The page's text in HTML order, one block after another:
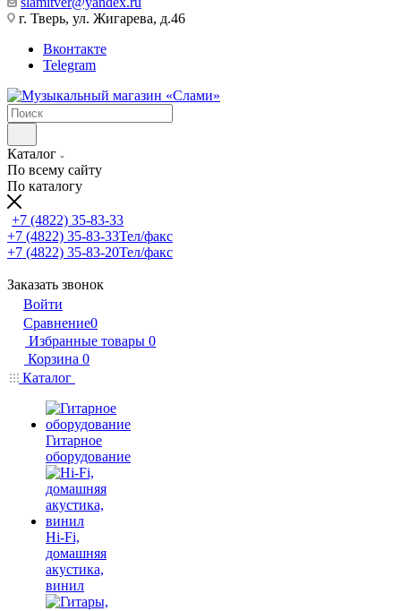
г. Тверь, ул. Жигарева, д.46
Вконтакте
Telegram
Каталог
По всему сайту
По каталогу
+7 (4822) 35-83-33
+7 (4822) 35-83-33Тел/факс
+7 (4822) 35-83-20Тел/факс
Заказать звонок
Войти
Сравнение0
Избранные товары 0
Корзина 0
Каталог
Гитарное
оборудование
Hi-Fi,
домашняя
акустика,
винил